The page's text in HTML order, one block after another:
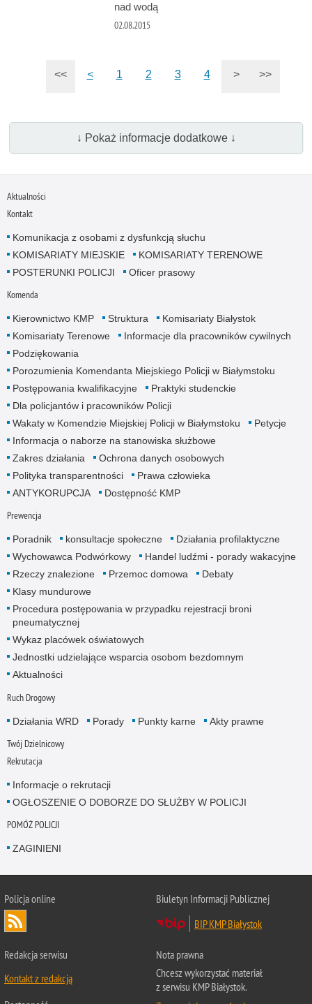
nad wodą
02.08.2015
<< < 1 2 3 4 > >>
↓ Pokaż informacje dodatkowe ↓
Aktualności
Kontakt
Komunikacja z osobami z dysfunkcją słuchu
KOMISARIATY MIEJSKIE
KOMISARIATY TERENOWE
POSTERUNKI POLICJI
Oficer prasowy
Komenda
Kierownictwo KMP Struktura
Komisariaty Białystok
Komisariaty Terenowe
Informacje dla pracowników cywilnych
Podziękowania
Porozumienia Komendanta Miejskiego Policji w Białymstoku
Postępowania kwalifikacyjne
Praktyki studenckie
Dla policjantów i pracowników Policji
Wakaty w Komendzie Miejskiej Policji w Białymstoku
Petycje
Informacja o naborze na stanowiska służbowe
Zakres działania
Ochrona danych osobowych
Polityka transparentności
Prawa człowieka
ANTYKORUPCJA
Dostępność KMP
Prewencja
Poradnik konsultacje społeczne
Działania profilaktyczne
Wychowawca Podwórkowy
Handel ludźmi - porady wakacyjne
Rzeczy znalezione
Przemoc domowa
Debaty
Klasy mundurowe
Procedura postępowania w przypadku rejestracji broni
pneumatycznej
Wykaz placówek oświatowych
Jednostki udzielające wsparcia osobom bezdomnym
Aktualności
Ruch Drogowy
Działania WRD Porady Punkty karne Akty prawne
Twój Dzielnicowy
Rekrutacja
Informacje o rekrutacji
OGŁOSZENIE O DOBORZE DO SŁUŻBY W POLICJI
POMÓŻ POLICJI
ZAGINIENI
Policja online
Biuletyn Informacji Publicznej
BIP KMP Białystok
Redakcja serwisu
Kontakt z redakcją
Nota prawna
Chcesz wykorzystać materiał
z serwisu KMP Białystok.